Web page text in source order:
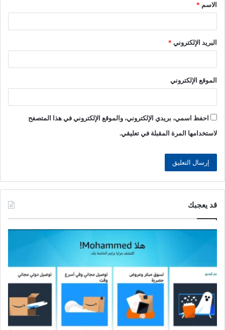
*
الاسم *
البريد الإلكتروني *
الموقع الإلكتروني
احفظ اسمي، بريدي الإلكتروني، والموقع الإلكتروني في هذا المتصفح
لاستخدامها المرة المقبلة في تعليقي.
قد يعجبك